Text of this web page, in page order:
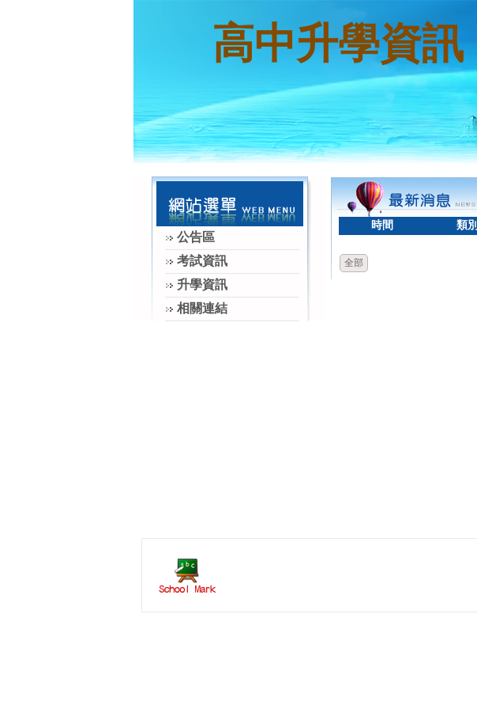
高中升學資訊
公告區
考試資訊
升學資訊
相關連結
時間 類別
全部